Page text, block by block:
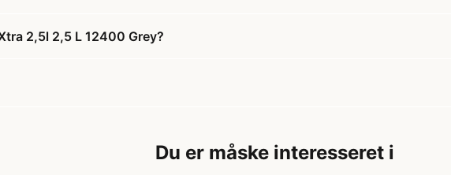
2,5l 2,5 L 12400 Grey?
Du er måske interesseret i